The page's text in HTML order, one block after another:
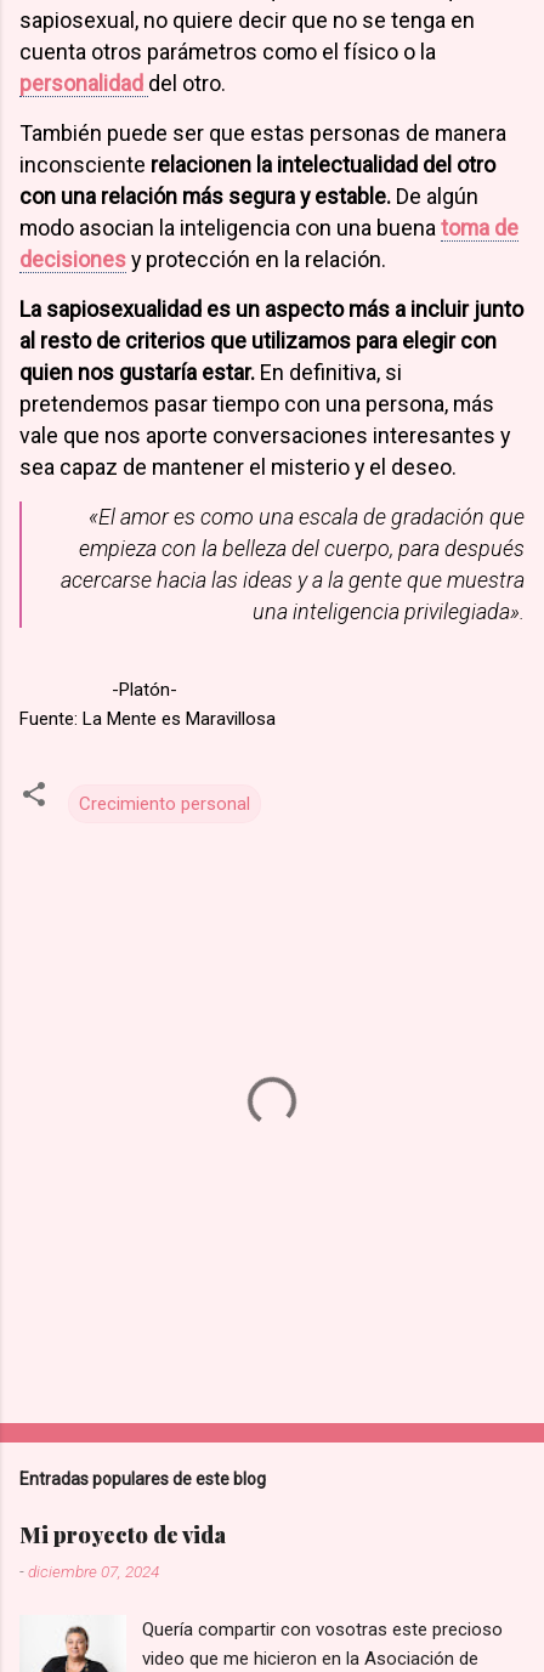
sapiosexual, no quiere decir que no se tenga en
cuenta otros parámetros como el físico o la
personalidad del otro.
También puede ser que estas personas de manera
inconsciente relacionen la intelectualidad del otro
con una relación más segura y estable. De algún
modo asocian la inteligencia con una buena toma de
decisionesy protección en la relación.
La sapiosexualidad es un aspecto más a incluir junto
al resto de criterios que utilizamos para elegir con
quien nos gustaría estar. En definitiva, si
pretendemos pasar tiempo con una persona, más
vale que nos aporte conversaciones interesantes y
sea capaz de mantener el misterio y el deseo.
«El amor es como una escala de gradación que
empieza con la belleza del cuerpo, para después
acercarse hacia las ideas y a la gente que muestra
una inteligencia privilegiada».
-Platón-
Fuente: La Mente es Maravillosa
Crecimiento personal
Entradas populares de este blog
Mi proyecto de vida
-diciembre 07, 2024
Quería compartir con vosotras este precioso
video que me hicieron en la Asociación de